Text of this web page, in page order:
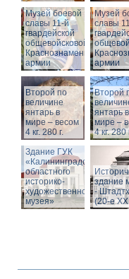
Музей боевой
славы 11-й
гвардейской
общевойсковой
Краснознаменной
армии
Музей
славы
армии
Второй по
величине
янтарь в
мире – весом
4 кг. 280 г.
Второй
янтарь в
мире –
4 кг. 280
Здание ГУК
«Калининградского
областного
историко-
художественного
музея»
здание
-
(20-е